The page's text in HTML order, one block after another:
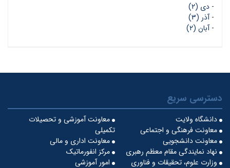
- دی (۲)
-آذر (۳)
-آبان (۲)
دسترسی سریع
معاونت آموزشی و تحصیلات
تکمیلی
دانشگاه ولایت
معاونت فرهنگی و اجتماعی
معاونت اداری و مالی
معاونت دانشجویی
مرکز انفورماتیک
نهاد نمایندگی مقام معظم رهبری
امور آموزشی
وزارت علوم، تحقیقات و فناوری